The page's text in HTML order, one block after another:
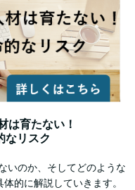
は育たない！
なリスク
いのか、そしてどのような
的に解説していきます。